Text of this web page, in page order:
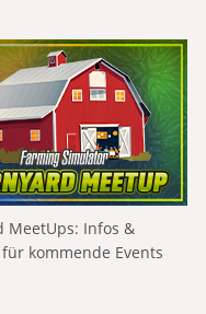
MeetUps: Infos &
kommende Events